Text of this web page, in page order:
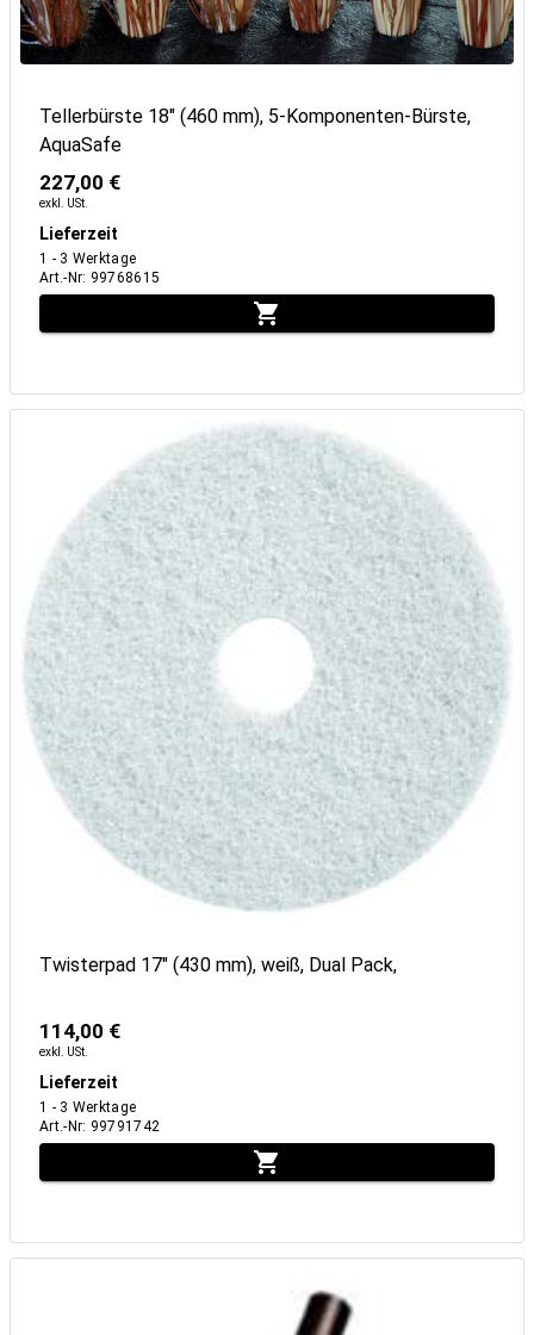
Tellerbürste 18" (460 mm), 5-Komponenten-Bürste,
AquaSafe
227,00 €
exkl. USt.
Lieferzeit
1 - 3 Werktage
Art.-Nr: 99768615
Twisterpad 17" (430 mm), weiß, Dual Pack,
114,00 €
exkl. USt.
Lieferzeit
1 - 3 Werktage
Art.-Nr: 99791742